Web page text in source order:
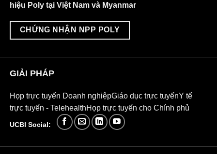
hiệu Poly tại Việt Nam và Myanmar
CHỨNG NHẬN NPP POLY
GIẢI PHÁP
Họp trực tuyến Doanh nghiệpGiáo dục trực tuyếnY tế
trực tuyến - TelehealthHọp trực tuyến cho Chính phủ
UCBI Social: